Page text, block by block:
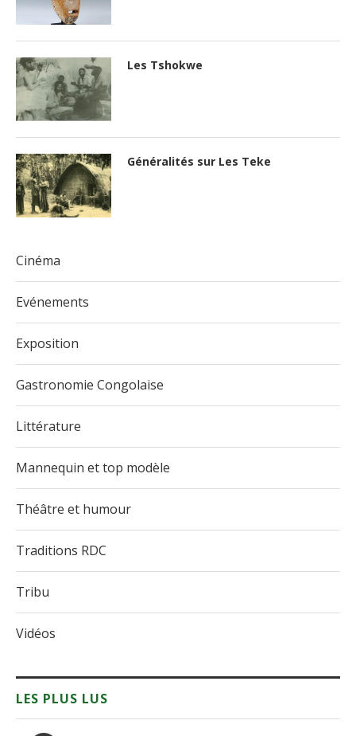
Les Tshokwe
Généralités sur Les Teke
Cinéma
Evénements
Exposition
Gastronomie Congolaise
Littérature
Mannequin et top modèle
Théâtre et humour
Traditions RDC
Tribu
Vidéos
LES PLUS LUS